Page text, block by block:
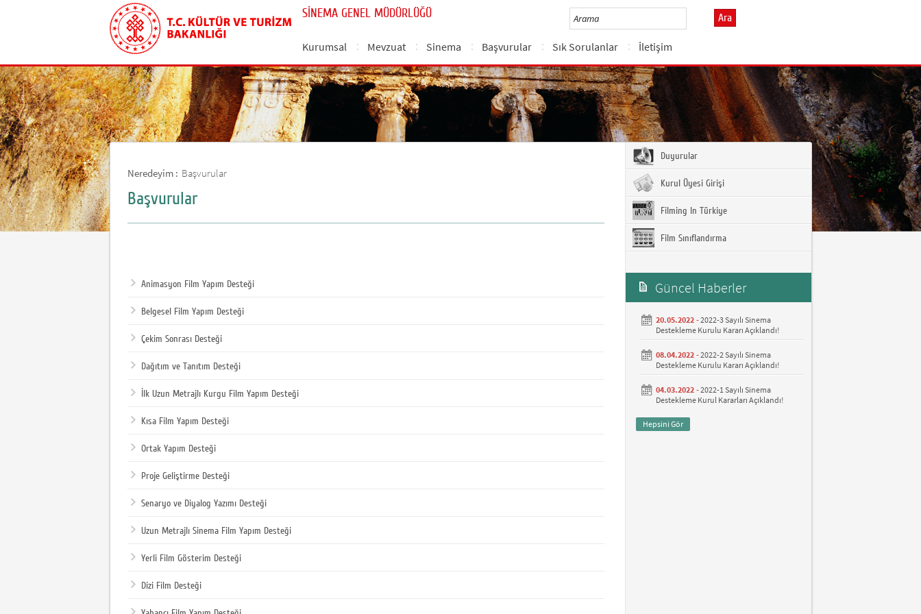
SİNEMA GENEL MÜDÜRLÜĞÜ Ara
Kurumsal Mevzuat Sinema Başvurular Sık Sorulanlar İletişim
Neredeyim : Başvurular
Başvurular
Animasyon Film Yapım Desteği
Belgesel Film Yapım Desteği
Çekim Sonrası Desteği
Dağıtım ve Tanıtım Desteği
İlk Uzun Metrajlı Kurgu Film Yapım Desteği
Kısa Film Yapım Desteği
Ortak Yapım Desteği
Proje Geliştirme Desteği
Senaryo ve Diyalog Yazımı Desteği
Uzun Metrajlı Sinema Film Yapım Desteği
Yerli Film Gösterim Desteği
Dizi Film Desteği
Duyurular
Kurul Üyesi Girişi
Filming In Türkiye
Film Sınıflandırma
Güncel Haberler
20.05.2022 -2022-3 Sayılı Sinema
Destekleme Kurulu Kararı Açıklandı!
08.04.2022 -2022-2 Sayılı Sinema
Destekleme Kurulu Kararı Açıklandı!
04.03.2022 -2022-1 Sayılı Sinema
Destekleme Kurul Kararları Açıklandı!
Hepsini Gör